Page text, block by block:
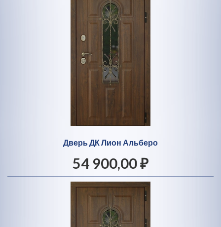
Дверь ДК Лион Альберо
54 900,00 ₽